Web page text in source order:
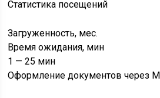
Статистика посещений
Загруженность, мес.
Время ожидания, мин
1 — 25 мин
Оформление документов через